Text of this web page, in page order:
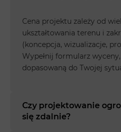
Cena projektu zależy od
ukształtowania terenu i
(koncepcja, wizualizacje,
Wypełnij formularz
dopasowaną do Twojej
Czy projektowanie
się zdalnie?